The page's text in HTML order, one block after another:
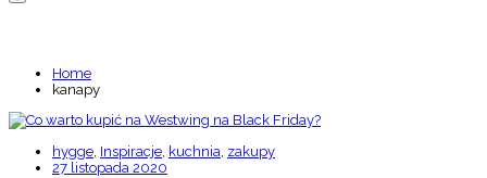
Home
kanapy
hygge, Inspiracje, kuchnia, zakupy
27 listopada 2020